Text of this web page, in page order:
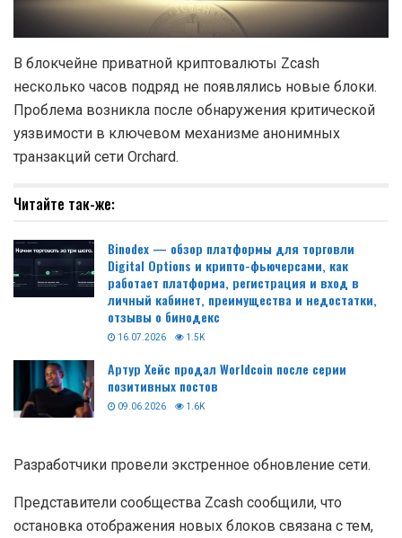
В блокчейне приватной криптовалюты Zcash
несколько часов подряд не появлялись новые блоки.
Проблема возникла после обнаружения критической
уязвимости в ключевом механизме анонимных
транзакций сети Orchard.
Читайте так-же:
Binodex — обзор платформы для торговли
Digital Options и крипто-фьючерсами, как
работает платформа, регистрация и вход в
личный кабинет, преимущества и недостатки,
отзывы о бинодекс
16.07.2026 1.5K
Артур Хейс продал Worldcoin после серии
позитивных постов
09.06.2026 1.6K
Разработчики провели экстренное обновление сети.
Представители сообщества Zcash сообщили, что
остановка отображения новых блоков связана с тем,